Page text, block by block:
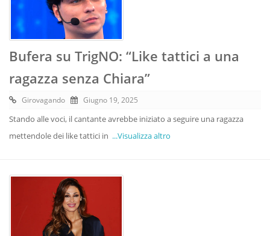
Bufera su TrigNO: “Like tattici a una
ragazza senza Chiara”
Girovagando Giugno 19, 2025
Stando alle voci, il cantante avrebbe iniziato a seguire una ragazza
mettendole dei like tattici in ...Visualizza altro